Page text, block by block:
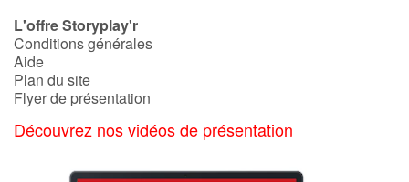
L'offre Storyplay'r
Conditions générales
Aide
Plan du site
Flyer de présentation
Découvrez nos vidéos de présentation